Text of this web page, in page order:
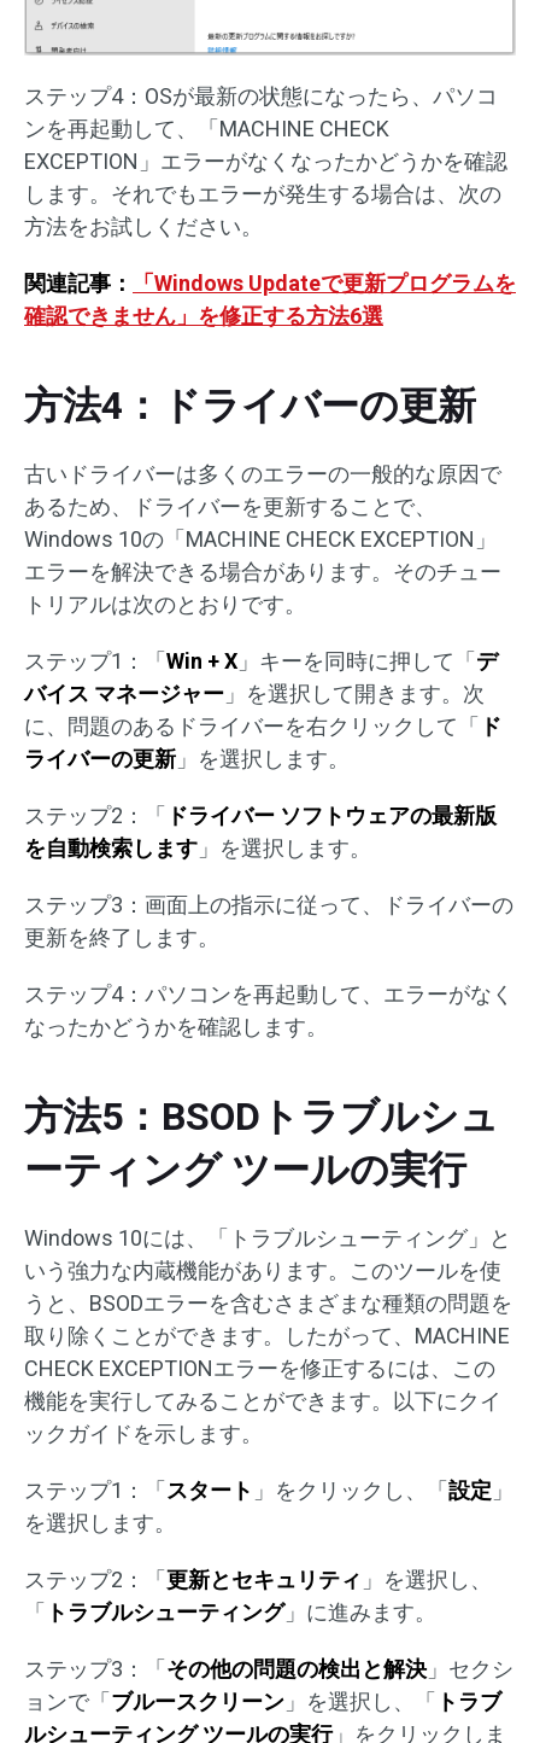
ステップ4：OSが最新の状態になったら、パソコ
ンを再起動して、「MACHINE CHECK
EXCEPTION」エラーがなくなったかどうかを確認
します。それでもエラーが発生する場合は、次の
方法をお試しください。
関連記事：
「Windows Updateで更新プログラムを
確認できません」を修正する方法6選
方法4：ドライバーの更新
古いドライバーは多くのエラーの一般的な原因で
あるため、ドライバーを更新することで、
Windows 10の「MACHINE CHECK EXCEPTION」
エラーを解決できる場合があります。そのチュー
トリアルは次のとおりです。
ステップ1：「 Win + X 」キーを同時に押して「 デ
バイス マネージャー 」を選択して開きます。次
に、問題のあるドライバーを右クリックして「 ド
ライバーの更新 」を選択します。
ステップ2：「 ドライバー ソフトウェアの最新版
を自動検索します 」を選択します。
ステップ3：画面上の指示に従って、ドライバーの
更新を終了します。
ステップ4：パソコンを再起動して、エラーがなく
なったかどうかを確認します。
方法5：BSODトラブルシュ
ーティング ツールの実行
Windows 10には、「トラブルシューティング」と
いう強力な内蔵機能があります。このツールを使
うと、BSODエラーを含むさまざまな種類の問題を
取り除くことができます。したがって、MACHINE
CHECK EXCEPTIONエラーを修正するには、この
機能を実行してみることができます。以下にクイ
ックガイドを示します。
ステップ1：「 スタート 」をクリックし、「 設定 」
を選択します。
ステップ2：「 更新とセキュリティ 」を選択し、
「 トラブルシューティング」に進みます。
ステップ3：「 その他の問題の検出と解決」セクシ
ョンで「 ブルースクリーン 」を選択し、「 トラブ
ルシューティング ツールの実行」をクリックしま